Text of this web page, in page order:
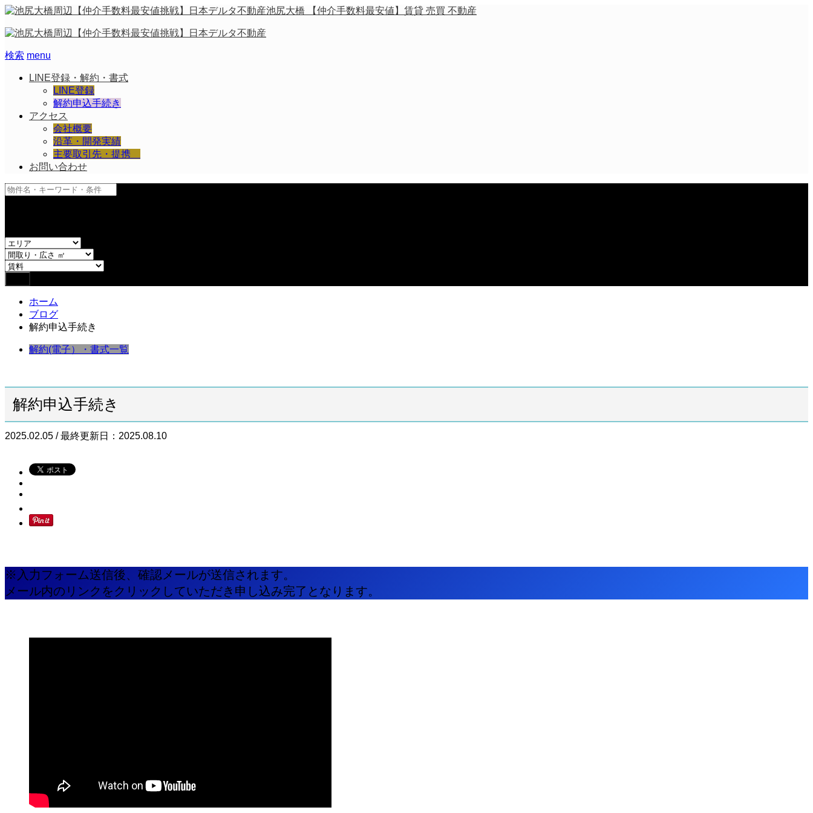
池尻大橋 【仲介手数料最安値】賃貸 売買 不動産
検索 menu
LINE登録・解約・書式
LINE登録
解約申込手続き
アクセス
会社概要
沿革・開発実績
主要取引先・提携
お問い合わせ
ホーム
ブログ
解約申込手続き
解約(電子）・書式一覧
解約申込手続き
2025.02.05 / 最終更新日：2025.08.10
※入力フォーム送信後、確認メールが送信されます。
メール内のリンクをクリックしていただき申し込み完了となります。